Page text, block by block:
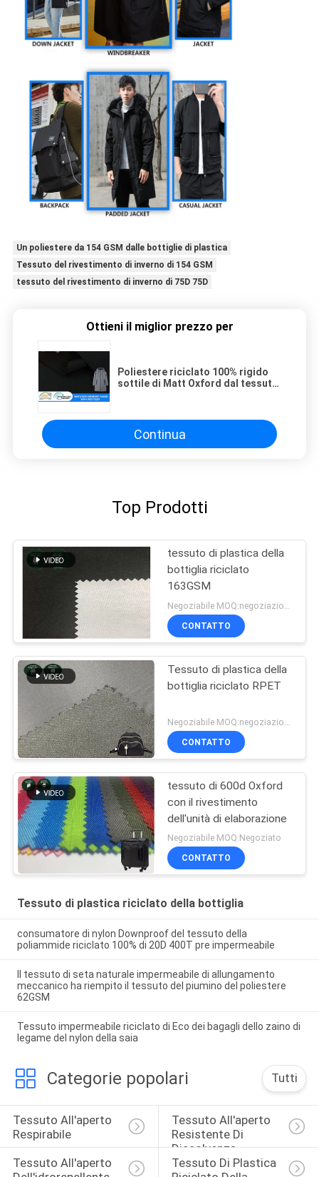
Un poliestere da 154 GSM dalle bottiglie di plastica
Tessuto del rivestimento di inverno di 154 GSM
tessuto del rivestimento di inverno di 75D 75D
Ottieni il miglior prezzo per
Poliestere riciclato 100% rigido
sottile di Matt Oxford dal tessuto
Continua
Top Prodotti
tessuto di plastica della
bottiglia riciclato
163GSM
CONTATTO
Tessuto di plastica della
bottiglia riciclato RPET
CONTATTO
tessuto di 600d Oxford
con il rivestimento
dell'unità di elaborazione
Negoziabile MOQ:Negoziato
CONTATTO
Tessuto di plastica riciclato della bottiglia
consumatore di nylon Downproof del tessuto della
poliammide riciclato 100% di 20D 400T pre impermeabile
Il tessuto di seta naturale impermeabile di allungamento
meccanico ha riempito il tessuto del piumino del poliestere
62GSM
Tessuto impermeabile riciclato di Eco dei bagagli dello zaino di
legame del nylon della saia
Categorie popolari Tutti
Tessuto All'aperto
Respirabile
Tessuto All'aperto
Resistente Di
Dissolvenza
Tessuto All'aperto
Tessuto Di Plastica